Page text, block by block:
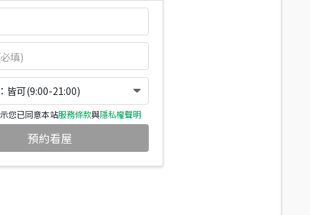
皆可(9:00-21:00)
您已同意本站服務條款與隱私權聲明
預約看屋